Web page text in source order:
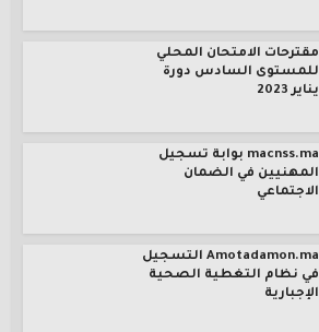
مقترحات الامتحان المحلي
للمستوى السادس دورة
يناير 2023
macnss.ma بوابة تسجيل
المهنيين في الضمان
الاجتماعي
Amotadamon.ma التسجيل
في نظام التغطية الصحية
الإجبارية